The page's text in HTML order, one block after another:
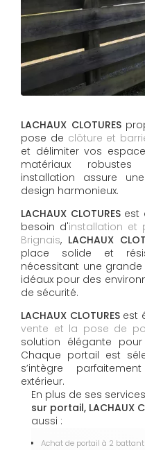
LACHAUX CLOTURES
pose de clôture et
et délimiter vos
matériaux
installation assure
design harmonieux.
LACHAUX CLOTURESest
besoin d'installation et
Brignais, LACHAUX
place solide et
nécessitant une
idéaux pour des
de sécurité.
LACHAUX CLOTURESest
vente et la pose de
solution élégante
Chaque portail est
s’intègre
extérieur.
En plus de ses
sur portail, LACHAUX
aussi :
Achat de portail à 2